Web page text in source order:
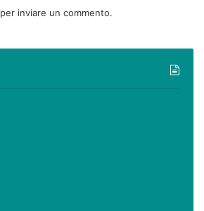
per inviare un commento.